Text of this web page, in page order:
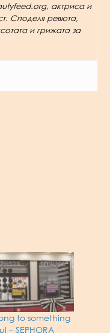
актриса и
Споделя ревюта,
и грижата за
to something
– SEPHORA